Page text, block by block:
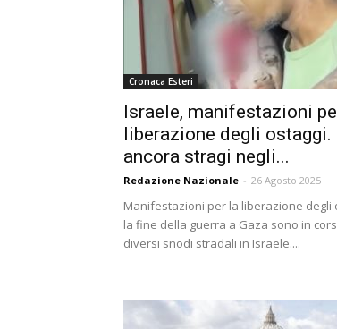
Cronaca Esteri
Israele, manifestazioni
liberazione degli ostaggi.
ancora stragi negli...
Redazione Nazionale - 26 Agosto 2025
Manifestazioni per la liberazione degli
la fine della guerra a Gaza sono in
diversi snodi stradali in Israele....